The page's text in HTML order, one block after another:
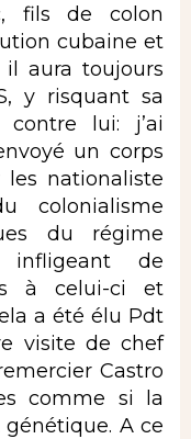
fils de colon
cubaine et
il aura toujours
y risquant sa
lui: j’ai
un corps
nationaliste
colonialisme
du régime
infligeant de
à celui-ci et
a été élu Pdt
visite de chef
Castro
comme si la
A ce